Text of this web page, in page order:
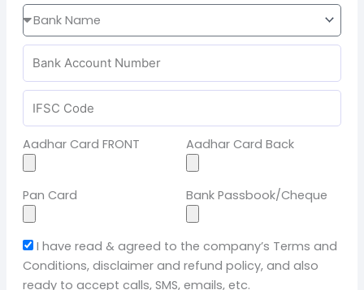
Aadhar Card FRONT Aadhar Card Back
Pan Card Bank Passbook/Cheque
I have read & agreed to the company’s Terms and
Conditions, disclaimer and refund policy, and also
ready to accept calls, SMS, emails, etc.